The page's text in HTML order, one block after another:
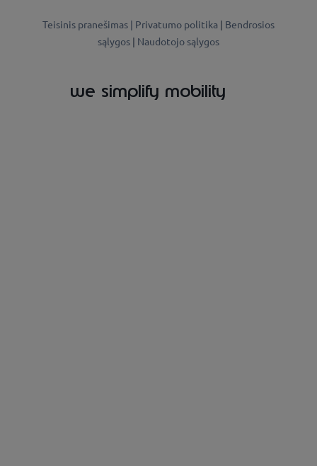
Teisinis pranešimas | Privatumo politika | Bendrosios
sąlygos | Naudotojo sąlygos
we simplify mobility